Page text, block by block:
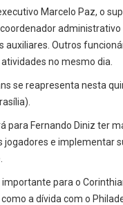
Marcelo Paz, o
administrativo
auxiliares. Outros
no mesmo dia.
se reapresenta nesta
para Fernando Diniz ter
jogadores e implementar
para o
a dívida com o